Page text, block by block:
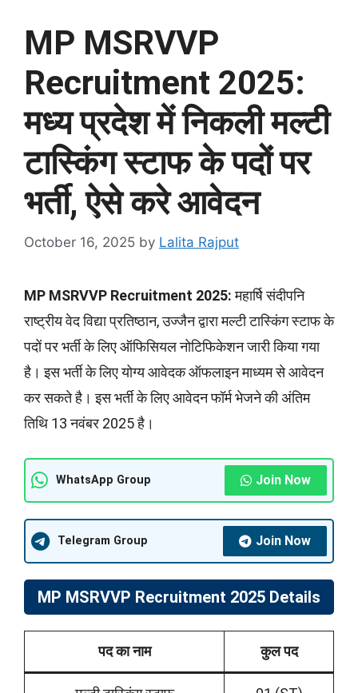
MP MSRVVP
Recruitment 2025:
मध्य प्रदेश में निकली मल्टी
टास्किंग स्टाफ के पदों पर
भर्ती, ऐसे करे आवेदन
October 16, 2025 by Lalita Rajput
MP MSRVVP Recruitment 2025:महार्षि संदीपनि
राष्ट्रीय वेद विद्या प्रतिष्ठान, उज्जैन द्वारा मल्टी टास्किंग स्टाफ के
पदों पर भर्ती के लिए ऑफिसियल नोटिफिकेशन जारी किया गया
है। इस भर्ती के लिए योग्य आवेदक ऑफलाइन माध्यम से आवेदन
कर सकते है। इस भर्ती के लिए आवेदन फॉर्म भेजने की अंतिम
तिथि 13 नवंबर 2025 है।
WhatsApp Group Join Now
Telegram Group Join Now
MP MSRVVP Recruitment 2025 Details
पद का नाम कुल पद